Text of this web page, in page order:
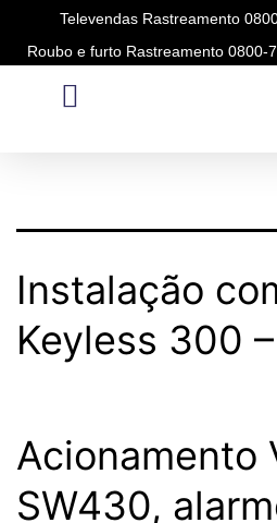
Televendas Rastreamento
Roubo e furto Rastreamento 0800-
Modelo:
Instalação
Keyless 300
Acionamento
SW430,